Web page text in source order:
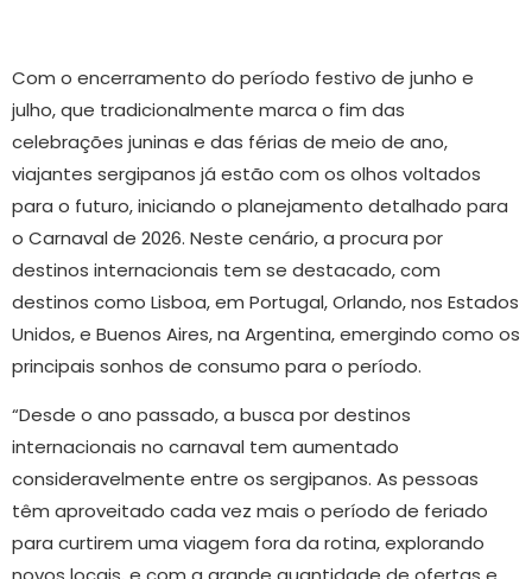
Com o encerramento do período festivo de junho e
julho, que tradicionalmente marca o fim das
celebrações juninas e das férias de meio de ano,
viajantes sergipanos já estão com os olhos voltados
para o futuro, iniciando o planejamento detalhado para
o Carnaval de 2026. Neste cenário, a procura por
destinos internacionais tem se destacado, com
destinos como Lisboa, em Portugal, Orlando, nos Estados
Unidos, e Buenos Aires, na Argentina, emergindo como os
principais sonhos de consumo para o período.
“Desde o ano passado, a busca por destinos
internacionais no carnaval tem aumentado
consideravelmente entre os sergipanos. As pessoas
têm aproveitado cada vez mais o período de feriado
para curtirem uma viagem fora da rotina, explorando